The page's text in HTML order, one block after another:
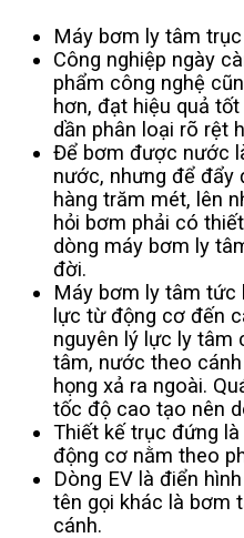
Máy bơm ly tâm
Công nghiệp ngày
phẩm công nghệ
hơn, đạt hiệu quả
dần phân loại rõ rệt
Để bơm được nước
nước, nhưng để đẩy
hàng trăm mét, lên
hỏi bơm phải có
dòng máy bơm ly
đời.
Máy bơm ly tâm tức
lực từ động cơ đến
nguyên lý lực ly tâm
tâm, nước theo
họng xả ra ngoài.
tốc độ cao tạo nên
Thiết kế trục đứng
động cơ nằm theo
Dòng EV là điển
tên gọi khác là bơm
cánh.